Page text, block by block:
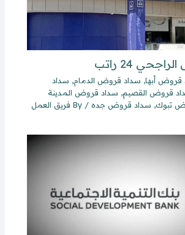
24 راتب
قروض أبها, سداد قروض الدمام, سداد
قروض القصيم, سداد قروض المدينة
تبوك, سداد قروض جده / By فريق العمل